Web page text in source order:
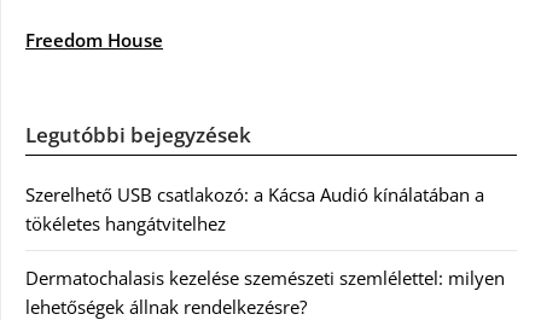
Freedom House
Legutóbbi bejegyzések
Szerelhető USB csatlakozó: a Kácsa Audió kínálatában a
tökéletes hangátvitelhez
Dermatochalasis kezelése szemészeti szemlélettel: milyen
lehetőségek állnak rendelkezésre?